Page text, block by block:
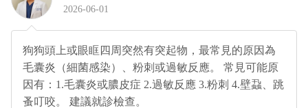
2026-06-01
狗狗頭上或眼眶四周突然有突起物，最常見的原因為
毛囊炎（細菌感染）、粉刺或過敏反應。 常見可能原
因有：1.毛囊炎或膿皮症 2.過敏反應 3.粉刺 4.壁蝨、跳
蚤叮咬。 建議就診檢查。